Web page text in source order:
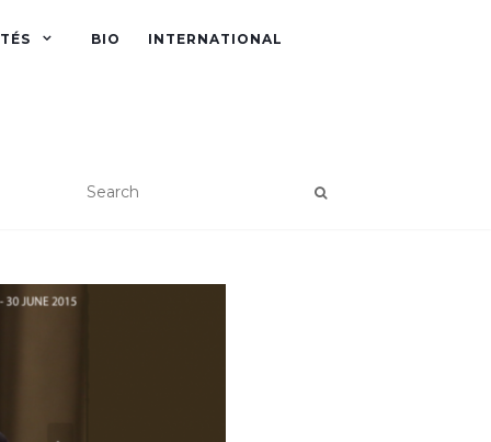
BIO INTERNATIONAL